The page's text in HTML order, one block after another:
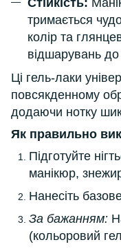
Стійкість:
тримається
колір та
відшарувань до
Ці гель-лаки
повсякденному
додаючи нотку
Як правильно
Підготуйте
манікюр,
Нанесіть
За бажанням:
(кольоровий